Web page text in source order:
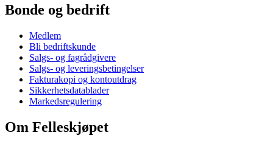
Bonde og bedrift
Medlem
Bli bedriftskunde
Salgs- og fagrådgivere
Salgs- og leveringsbetingelser
Fakturakopi og kontoutdrag
Sikkerhetsdatablader
Markedsregulering
Om Felleskjøpet